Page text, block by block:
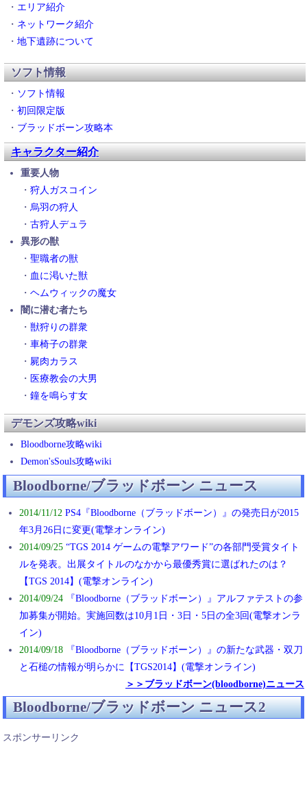
・ エリア紹介
・ ネットワーク紹介
・ 地下遺跡について
ソフト情報
・ ソフト情報
・ 初回限定版
・ ブラッドボーン攻略本
キャラクター紹介
重要人物
・ 狩人ガスコイン
・ 烏羽の狩人
・ 古狩人デュラ
異形の獣
・ 聖職者の獣
・ 血に渇いた獣
・ ヘムウィックの魔女
闇に潜む者たち
・ 獣狩りの群衆
・ 車椅子の群衆
・ 屍肉カラス
・ 医療教会の大男
・ 鐘を鳴らす女
デモンズ攻略wiki
Bloodborne攻略wiki
Demon'sSouls攻略wiki
Bloodborne/ブラッドボーン ニュース
2014/11/12 PS4『Bloodborne（ブラッドボーン）』の発売日が2015
年3月26日に変更(電撃オンライン)
2014/09/25 “TGS 2014 ゲームの電撃アワード”の各部門受賞タイト
ルを発表。出展タイトルのなかから最優秀賞に選ばれたのは？
【TGS 2014】(電撃オンライン)
2014/09/24 『Bloodborne（ブラッドボーン）』アルファテストの参
加募集が開始。実施回数は10月1日・3日・5日の全3回(電撃オンラ
イン)
2014/09/18 『Bloodborne（ブラッドボーン）』の新たな武器・双刀
と石槌の情報が明らかに【TGS2014】(電撃オンライン)
＞＞ブラッドボーン(bloodborne)ニュース
Bloodborne/ブラッドボーン ニュース2
スポンサーリンク